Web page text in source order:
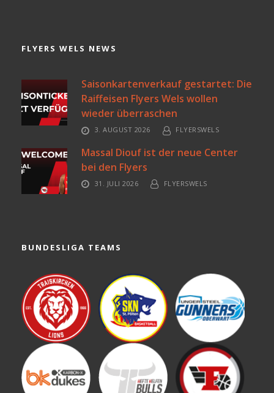
FLYERS WELS NEWS
Saisonkartenverkauf gestartet: Die
Raiffeisen Flyers Wels wollen
wieder überraschen
3. AUGUST 2026 FLYERSWELS
Massal Diouf ist der neue Center
bei den Flyers
31. JULI 2026 FLYERSWELS
BUNDESLIGA TEAMS